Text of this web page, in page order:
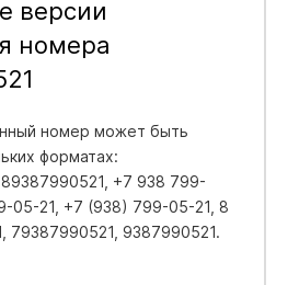
версии
номера
номер может быть
форматах:
+7 938 799-
05-21, +7 (938) 799-05-21, 8
79387990521, 9387990521.